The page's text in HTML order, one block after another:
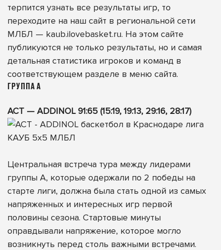
терпится узнать все результаты игр, то
переходите на наш сайт в региональной сети
МЛБЛ — kaub.ilovebasket.ru. На этом сайте
публикуются не только результаты, но и самая
детальная статистика игроков и команд в
соответствующем разделе в меню сайта.
ГРУППА А
АСТ — ADDINOL 91:65 (15:19, 19:13, 29:16, 28:17)
Центральная встреча тура между лидерами
группы А, которые одержали по 2 победы на
старте лиги, должна была стать одной из самых
напряженных и интересных игр первой
половины сезона. Стартовые минуты
оправдывали напряжение, которое могло
возникнуть перед столь важными встречами.